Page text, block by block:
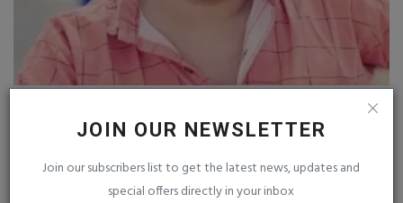
JOIN OUR NEWSLETTER
Join our subscribers list to get the latest news, updates and
special offers directly in your inbox
જૂનાગઢ GMERS જનરલ હોસ્પિટલને અંગદાન મળ્યું : ૪ લોકોને